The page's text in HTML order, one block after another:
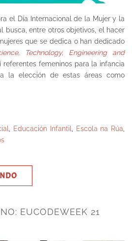
el Día Internacional de la Mujer y la
busca, entre otros objetivos, el hacer
que se dedica o han dedicado
Technology, Engineering and
referentes femeninos para la infancia
la elección de estas áreas como
, Educación Infantil, Escola na Rúa,
EUCODEWEEK 21